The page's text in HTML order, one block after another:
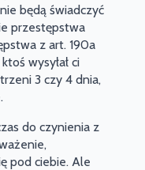
będą świadczyć
przestępstwa
z art. 190a
wysyłał ci
3 czy 4 dnia,
do czynienia z
pod ciebie. Ale